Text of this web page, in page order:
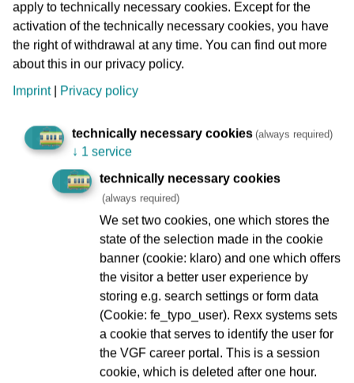
Zwischen 15 und 17 Uhr:
Anzahl kontrollierte Fahrgäste: 395
3G Verstöße: 3
Quote: 0,76%
Anzahl kontrollierte Fahrgäste: 512
3G Verstöße: 10
Quote: 1,95%
Die geringe Zahl an Verstößen gegen die 3G-Pflicht
bestätigt den bisherigen Eindruck, daß die noch recht
junge Vorschrift von Fahrgästen weitgehend befolgt wird
(siehe zu den Kontroll-Ergebnissen auch im Archiv dieser
Seite die Presse-Information der VGF vom 7. Dezember).
Wie bisher wurden die 3G-Verstöße als
Ordnungswidrigkeit von der Polizei aufgenommen, da die
VGF keine hoheitlichen Rechte hat, das Bußgeld zu
erheben. Anders ist das bei Fahren ohne gültigen
apply to technically necessary cookies. Except for the
activation of the technically necessary cookies, you have
the right of withdrawal at any time. You can find out more
about this in our privacy policy.
Imprint| Privacy policy
technically necessary cookies (always required)
↓ 1 service
technically necessary cookies
(always required)
We set two cookies, one which stores the
state of the selection made in the cookie
banner (cookie: klaro) and one which offers
the visitor a better user experience by
storing e.g. search settings or form data
(Cookie: fe_typo_user). Rexx systems sets
a cookie that serves to identify the user for
the VGF career portal. This is a session
cookie, which is deleted after one hour.